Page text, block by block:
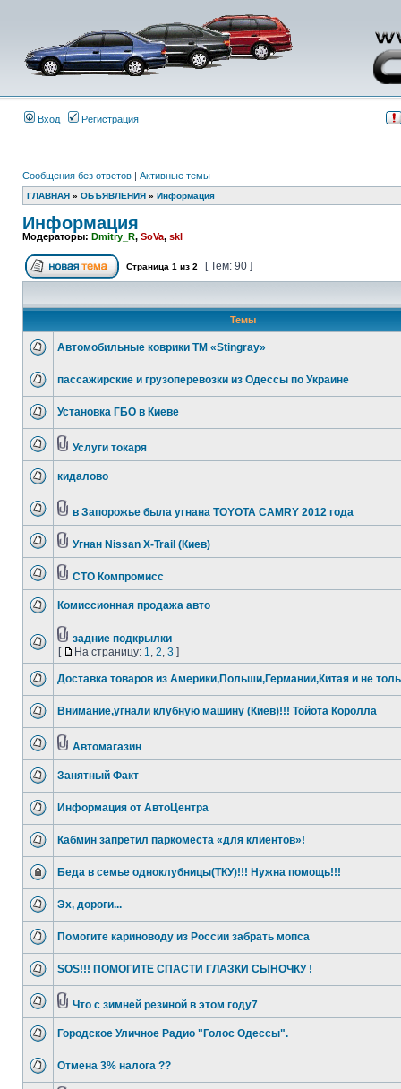
Вход Регистрация
Сообщения без ответов | Активные темы
ГЛАВНАЯ » ОБЪЯВЛЕНИЯ » Информация
Информация
Модераторы: Dmitry_R, SoVa, skl
Страница 1 из 2 [ Тем: 90 ]
Темы
Автомобильные коврики ТМ «Stingray»
пассажирские и грузоперевозки из Одессы по Украине
Установка ГБО в Киеве
Услуги токаря
кидалово
в Запорожье была угнана TOYOTA CAMRY 2012 года
Угнан Νissan X-Trail (Киев)
СТО Компромисс
Комиссионная продажа авто
задние подкрылки
[
На страницу: 1, 2, 3 ]
Доставка товаров из Америки,Польши,Германии,Китая и не
Внимание,угнали клубную машину (Киев)!!! Тойота Королла
Автомагазин
Занятный Факт
Информация от АвтоЦентра
Кабмин запретил паркоместа «для клиентов»!
Беда в семье одноклубницы(ТКУ)!!! Нужна помощь!!!
Эх, дороги...
Помогите кариноводу из России забрать мопса
SOS!!! ПОМОГИТЕ СПАСТИ ГЛАЗКИ СЫНОЧКУ !
Что с зимней резиной в этом году7
Городское Уличное Радио "Голос Одессы".
Отмена 3% налога ??